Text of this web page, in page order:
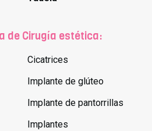
de Cirugía estética:
Cicatrices
Implante de glúteo
Implante de pantorrillas
Implantes